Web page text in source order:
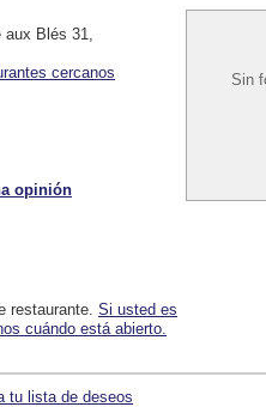
Sin
aux Blés 31,
cercanos
opinión
restaurante. Si usted es
cuándo está abierto.
tu lista de deseos